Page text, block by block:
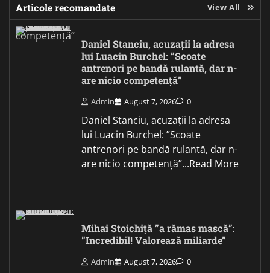
Articole recomandate View All
Daniel Stanciu, acuzații la adresa
lui Luacin Burchel: ”Scoate
antrenori pe bandă rulantă, dar n-
are nicio competență”
Admin August 7, 2026 0
Daniel Stanciu, acuzații la adresa
lui Luacin Burchel: ”Scoate
antrenori pe bandă rulantă, dar n-
are nicio competență”...Read More
Mihai Stoichiță ”a rămas mască”:
”Incredibil! Valorează miliarde”
Admin August 7, 2026 0